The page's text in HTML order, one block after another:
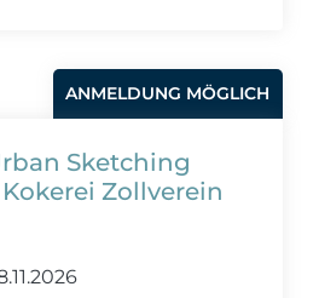
ANMELDUNG MÖGLICH
Sketching
Zollverein